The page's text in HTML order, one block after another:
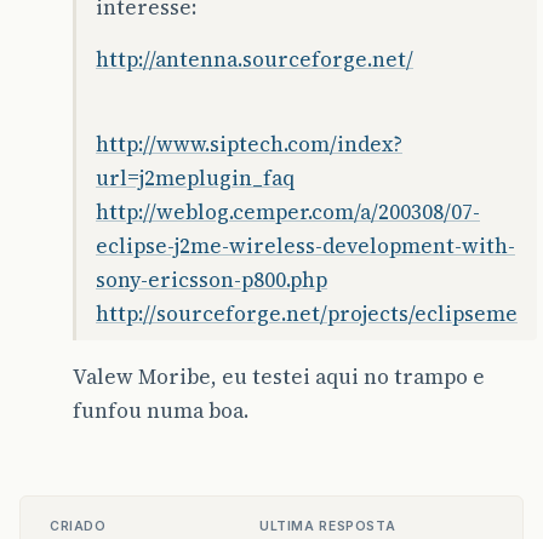
interesse:
http://antenna.sourceforge.net/
http://www.siptech.com/index?
url=j2meplugin_faq
http://weblog.cemper.com/a/200308/07-
eclipse-j2me-wireless-development-with-
sony-ericsson-p800.php
http://sourceforge.net/projects/eclipseme
Valew Moribe, eu testei aqui no trampo e
funfou numa boa.
CRIADO ULTIMA RESPOSTA